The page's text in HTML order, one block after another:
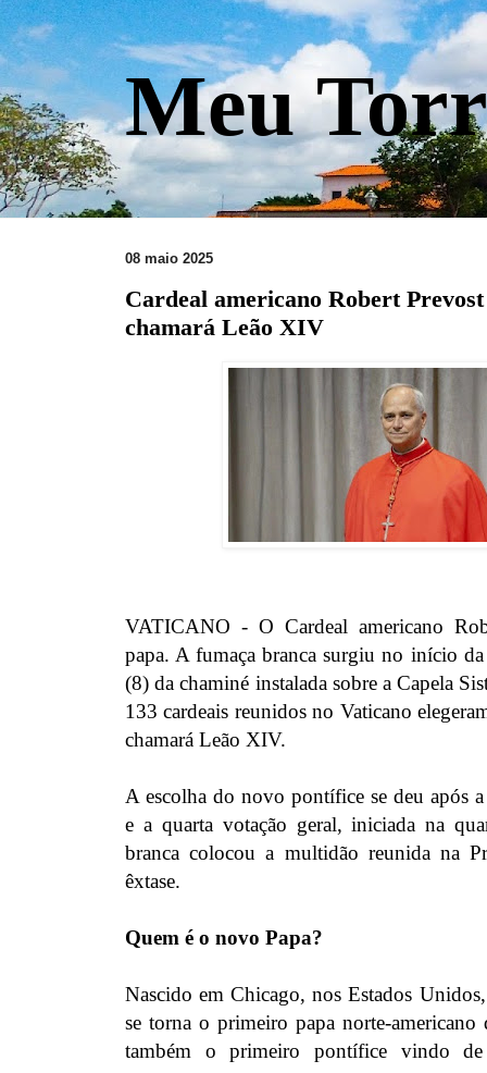
Meu
08 maio 2025
Cardeal americano Robert Prevost
chamará Leão XIV
VATICANO - O Cardeal americano
papa. A fumaça branca surgiu no início
(8) da chaminé instalada sobre a Capela
133 cardeais reunidos no Vaticano
chamará Leão XIV.
A escolha do novo pontífice se deu após
e a quarta votação geral, iniciada na
branca colocou a multidão reunida na
êxtase.
Quem é o novo Papa?
Nascido em Chicago, nos Estados
se torna o primeiro papa norte-
também o primeiro pontífice vindo